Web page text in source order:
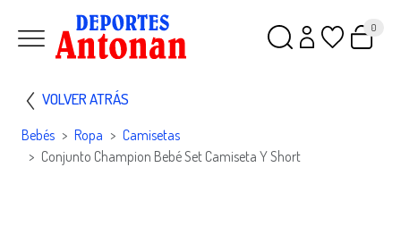
0
VOLVER ATRÁS
Bebés Ropa
Camisetas
Conjunto Champion Bebé Set Camiseta Y Short